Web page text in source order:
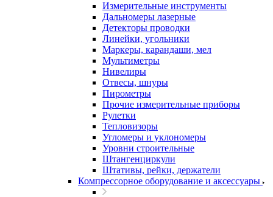
Измерительные инструменты
Дальномеры лазерные
Детекторы проводки
Линейки, угольники
Маркеры, карандаши, мел
Мультиметры
Нивелиры
Отвесы, шнуры
Пирометры
Прочие измерительные приборы
Рулетки
Тепловизоры
Угломеры и уклономеры
Уровни строительные
Штангенциркули
Штативы, рейки, держатели
Компрессорное оборудование и аксессуары